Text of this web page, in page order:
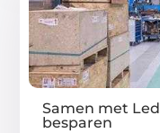
Samen met
besparen